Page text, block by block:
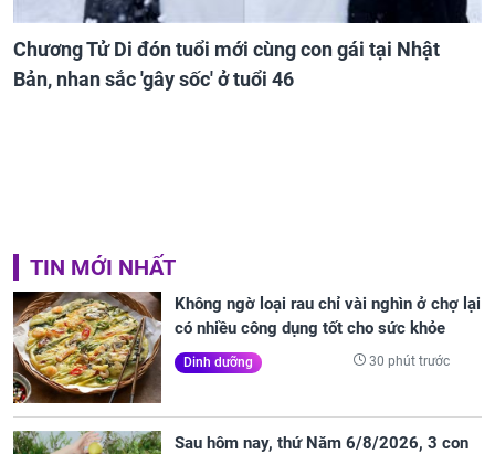
Chương Tử Di đón tuổi mới cùng con gái tại Nhật
Bản, nhan sắc 'gây sốc' ở tuổi 46
TIN MỚI NHẤT
Không ngờ loại rau chỉ vài nghìn ở chợ lại
có nhiều công dụng tốt cho sức khỏe
Dinh dưỡng 30 phút trước
Sau hôm nay, thứ Năm 6/8/2026, 3 con